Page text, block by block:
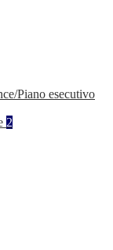
Piano esecutivo
2